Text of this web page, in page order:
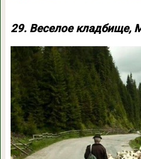
29. Веселое кладбище,